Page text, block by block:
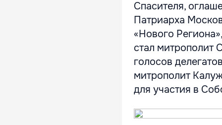
Спасителя,
Патриарха
«Нового
стал митрополит
голосов
митрополит
для участия в